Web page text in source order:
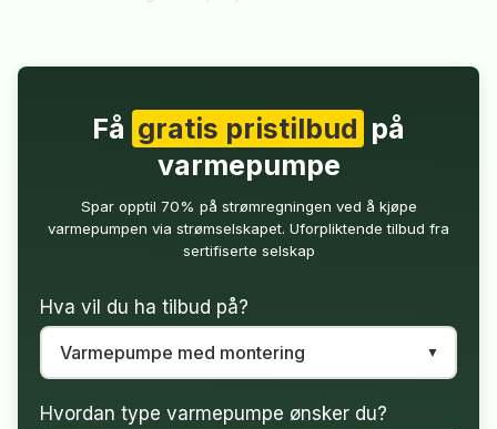
Få gratis pristilbud på
varmepumpe
Spar opptil 70% på strømregningen ved å kjøpe
varmepumpen via strømselskapet. Uforpliktende tilbud fra
sertifiserte selskap
Hva vil du ha tilbud på?
Hvordan type varmepumpe ønsker du?